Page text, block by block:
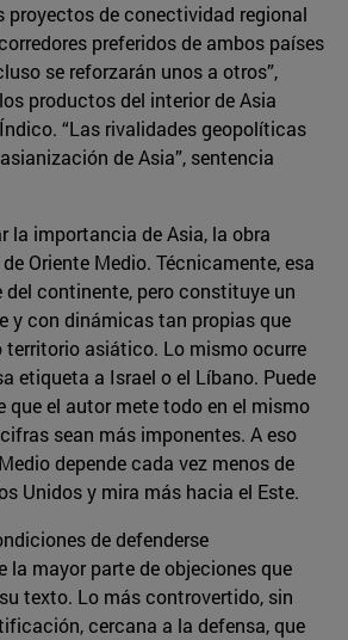
proyectos de conectividad regional
preferidos de ambos países
se reforzarán unos a otros”,
productos del interior de Asia
“Las rivalidades geopolíticas
de Asia”, sentencia
la importancia de Asia, la obra
Oriente Medio. Técnicamente, esa
del continente, pero constituye un
y con dinámicas tan propias que
territorio asiático. Lo mismo ocurre
etiqueta a Israel o el Líbano. Puede
que el autor mete todo en el mismo
sean más imponentes. A eso
depende cada vez menos de
Unidos y mira más hacia el Este.
de defenderse
la mayor parte de objeciones que
texto. Lo más controvertido, sin
cercana a la defensa, que